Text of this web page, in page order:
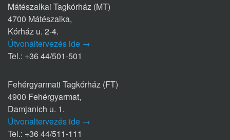
Mátészalkai Tagkórház (MT)
4700 Mátészalka,
Kórház u. 2-4.
Útvonaltervezés ide →
Tel.: +36 44/501-501
Fehérgyarmati Tagkórház (FT)
4900 Fehérgyarmat,
Damjanich u. 1.
Útvonaltervezés ide →
Tel.: +36 44/511-111